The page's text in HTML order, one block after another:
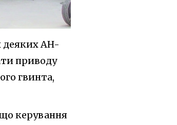
деяких AH-
приводу
гвинта,
керування